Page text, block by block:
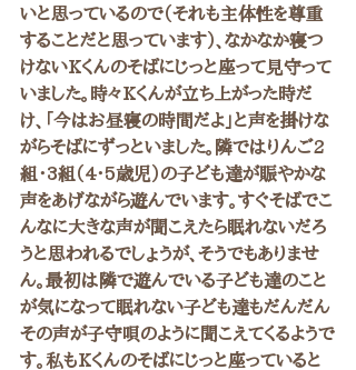
いと思っているので（それも主体性を尊重
することだと思っています）、なかなか寝つ
けないKくんのそばにじっと座って見守って
いました。時々Kくんが立ち上がった時だ
け、「今はお昼寝の時間だよ」と声を掛けな
がらそばにずっといました。隣ではりんご2
組・3組（4・5歳児）の子ども達が賑やかな
声をあげながら遊んでいます。すぐそばでこ
んなに大きな声が聞こえたら眠れないだろ
うと思われるでしょうが、そうでもありませ
ん。最初は隣で遊んでいる子ども達のこと
が気になって眠れない子ども達もだんだん
その声が子守唄のように聞こえてくるようで
す。私もKくんのそばにじっと座っていると